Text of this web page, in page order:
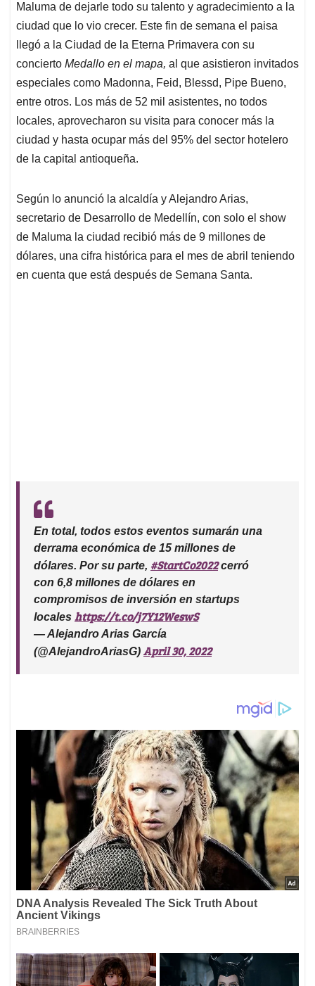
A
p
p
o
o
k
d
I
n
d
s
Maluma de dejarle todo su talento y agradecimiento a la
ciudad que lo vio crecer. Este fin de semana el paisa
llegó a la Ciudad de la Eterna Primavera con su
concierto Medallo en el mapa, al que asistieron invitados
especiales como Madonna, Feid, Blessd, Pipe Bueno,
entre otros. Los más de 52 mil asistentes, no todos
locales, aprovecharon su visita para conocer más la
ciudad y hasta ocupar más del 95% del sector hotelero
de la capital antioqueña.
Según lo anunció la alcaldía y Alejandro Arias,
secretario de Desarrollo de Medellín, con solo el show
de Maluma la ciudad recibió más de 9 millones de
dólares, una cifra histórica para el mes de abril teniendo
en cuenta que está después de Semana Santa.
En total, todos estos eventos sumarán una
derrama económica de 15 millones de
dólares. Por su parte, #StartCo2022cerró
con 6,8 millones de dólares en
compromisos de inversión en startups
locales https://t.co/j7Y12WeswS
— Alejandro Arias García
(@AlejandroAriasG) April 30, 2022